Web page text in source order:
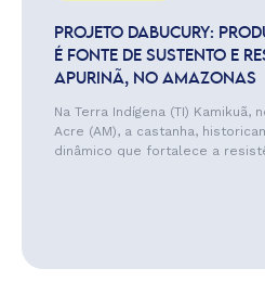
PROJETO DABUCURY:
É FONTE DE SUSTENTO E
APURINÃ, NO AMAZONAS
Na Terra Indígena (TI) Kamikuã,
Acre (AM), a castanha,
dinâmico que fortalece a